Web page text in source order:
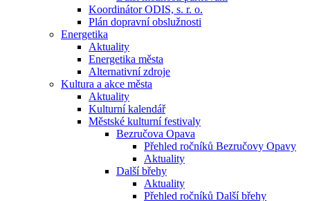
Koordinátor ODIS, s. r. o.
Plán dopravní obslužnosti
Energetika
Aktuality
Energetika města
Alternativní zdroje
Kultura a akce města
Aktuality
Kulturní kalendář
Městské kulturní festivaly
Bezručova Opava
Přehled ročníků Bezručovy Opavy
Aktuality
Další břehy
Aktuality
Přehled ročníků Další břehy